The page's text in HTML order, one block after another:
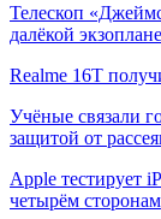
Телескоп
далёкой
Realme 16T
Учёные связали
защитой от
Apple тестирует
четырём сторонам